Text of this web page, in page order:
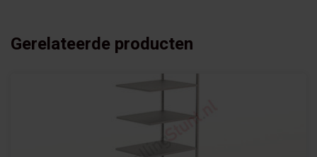
Gerelateerde producten